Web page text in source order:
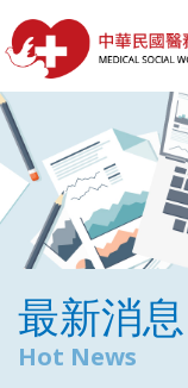
最新消息
Hot News